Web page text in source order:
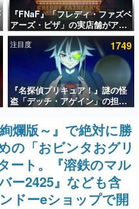
！ ページビュー数万以上！ などな
れた、電ファミ渾身の“殿堂入り”記
ーの方々に製作時のエピソードをお
画（ゲーム）とは何か？を探ってい
いけない。『赫本』は、〈試験問題〉
小説集です。
『FNaF』「フレディ・ファズベ
アーズ・ピザ」の実店舗がアメ
リカの商業施設「American
Dream」に2027年オープン！
ScottGamesとの共同開発、食
事だけでなくステージショーや
没入型のホラー体験も楽しめる
注目度 1749
『名探偵プリキュア！』謎の怪
盗「デッチ・アゲイン」の担当
キャストは天﨑滉平さんと判
明。『Re:ゼロから始める異世
界生活』オットー役、『ヒプノ
シスマイク』山田三郎役など
爛版～』で絶対に勝
の「おビンタおグリ
ート。『溶鉄のマル
ー2425』なども含
ドーeショップで開